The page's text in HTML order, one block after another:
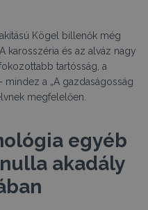
Kögel billenők még
karosszéria és az alváz nagy
tartósság, a
a „A gazdaságosság
megfelelően.
egyéb
akadály